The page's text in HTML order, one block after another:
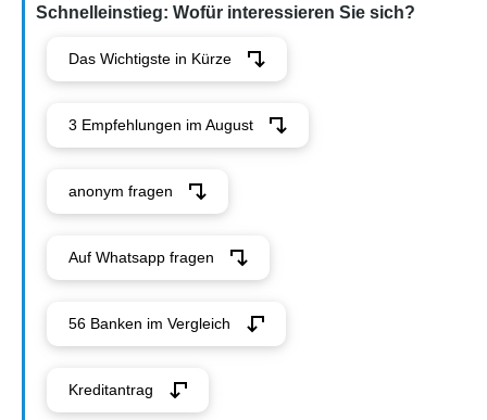
Schnelleinstieg: Wofür interessieren Sie sich?
Das Wichtigste in Kürze
3 Empfehlungen im August
anonym fragen
Auf Whatsapp fragen
56 Banken im Vergleich
Kreditantrag